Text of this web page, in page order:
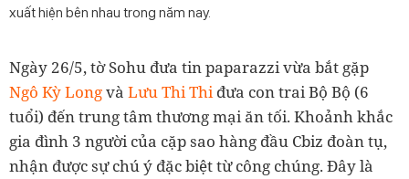
xuất hiện bên nhau trong năm nay.
Ngày 26/5, tờ Sohu đưa tin paparazzi vừa bắt gặp
Ngô Kỳ Longvà Lưu Thi Thiđưa con trai Bộ Bộ (6
tuổi) đến trung tâm thương mại ăn tối. Khoảnh khắc
gia đình 3 người của cặp sao hàng đầu Cbiz đoàn tụ,
nhận được sự chú ý đặc biệt từ công chúng. Đây là